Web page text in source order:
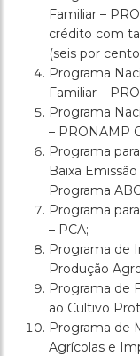
Familiar –
crédito com
(seis por
Programa
Familiar –
Programa
– PRONAMP
Programa
Baixa
Programa
Programa
– PCA;
Programa de
Produção
Programa de
ao Cultivo
Programa de
Agrícolas e